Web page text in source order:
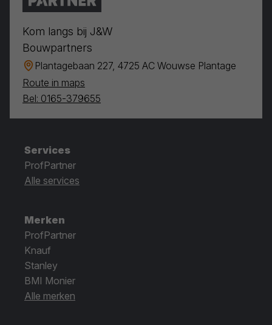
Kom langs bij J&W
Bouwpartners
Plantagebaan 227, 4725 AC Wouwse Plantage
Route in maps
Bel: 0165-379655
Services
ProfPartner
Alle services
Merken
ProfPartner
Knauf
Stanley
BMI Monier
Alle merken